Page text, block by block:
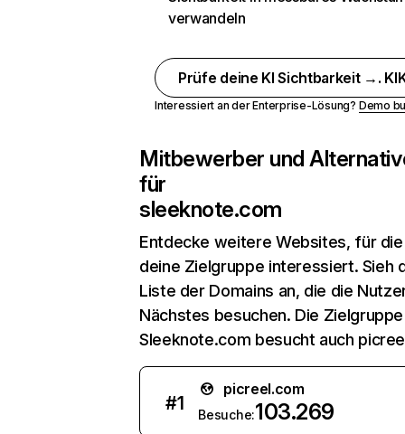
verwandeln
Prüfe deine KI Sichtbarkeit →.
Interessiert an der Enterprise-Lösung? Demo
Mitbewerber und
für
sleeknote.com
Entdecke weitere Websites, für
deine Zielgruppe interessiert. Sieh
Liste der Domains an, die die
Nächstes besuchen. Die
Sleeknote.com besucht auch
#1
picreel.com
Besuche:103.269